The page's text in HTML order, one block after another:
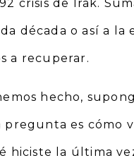
crisis de Irak.
década o así a
a recuperar.
hecho,
pregunta es cómo
hiciste la última